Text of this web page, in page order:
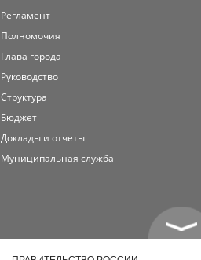
Регламент
Полномочия
Глава города
Руководство
Структура
Бюджет
Доклады и отчеты
Муниципальная служба